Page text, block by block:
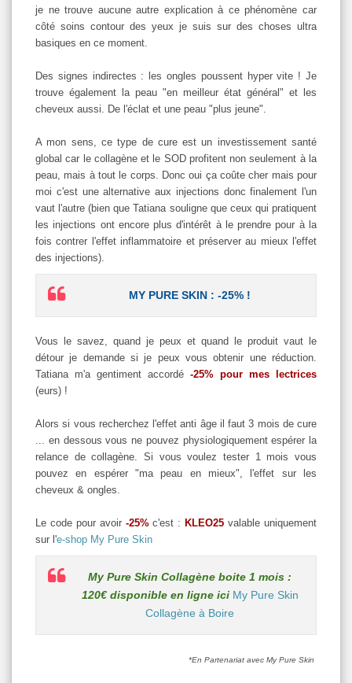
je ne trouve aucune autre explication à ce phénomène car
côté soins contour des yeux je suis sur des choses ultra
basiques en ce moment.
Des signes indirectes : les ongles poussent hyper vite ! Je
trouve également la peau "en meilleur état général" et les
cheveux aussi. De l'éclat et une peau "plus jeune".
A mon sens, ce type de cure est un investissement santé
global car le collagène et le SOD profitent non seulement à la
peau, mais à tout le corps. Donc oui ça coûte cher mais pour
moi c'est une alternative aux injections donc finalement l'un
vaut l'autre (bien que Tatiana souligne que ceux qui pratiquent
les injections ont encore plus d'intérêt à le prendre pour à la
fois contrer l'effet inflammatoire et préserver au mieux l'effet
des injections).
MY PURE SKIN : -25% !
Vous le savez, quand je peux et quand le produit vaut le
détour je demande si je peux vous obtenir une réduction.
Tatiana m'a gentiment accordé -25% pour mes lectrices
(eurs) !
Alors si vous recherchez l'effet anti âge il faut 3 mois de cure
... en dessous vous ne pouvez physiologiquement espérer la
relance de collagène. Si vous voulez tester 1 mois vous
pouvez en espérer "ma peau en mieux", l'effet sur les
cheveux & ongles.
Le code pour avoir-25%c'est :KLEO25 valable uniquement
sur l'e-shop My Pure Skin
My Pure Skin Collagène boite 1 mois :
120€ disponible en ligne ici My Pure Skin
Collagène à Boire
*En Partenariat avec My Pure Skin